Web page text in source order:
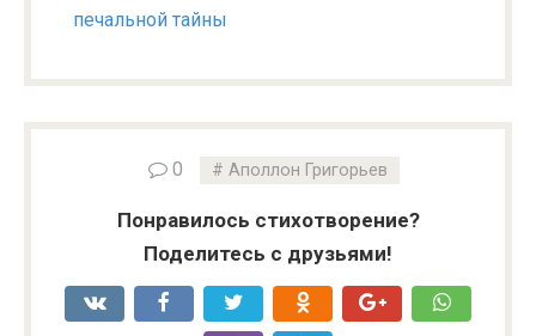
печальной тайны
0 Аполлон Григорьев
Понравилось стихотворение?
Поделитесь с друзьями!